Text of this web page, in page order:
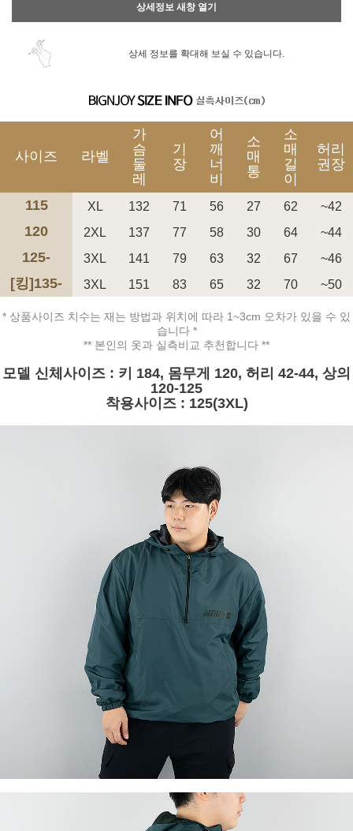
페이코 ID로 페
상세정보 새창 열기
상세 정보를 확대해 보실 수 있습니다.
사이즈 라벨
가
슴
둘
레
기
장
어
깨
너
비
소
매
통
소
매
길
이
허리
권장
115 XL 132 71 56 27 62 ~42
120 2XL 137 77 58 30 64 ~44
125- 3XL 141 79 63 32 67 ~46
[킹]135- 3XL 151 83 65 32 70 ~50
* 상품사이즈 치수는 재는 방법과 위치에 따라 1~3cm 오차가 있을 수 있
습니다 *
** 본인의 옷과 실측비교 추천합니다 **
모델 신체사이즈 : 키 184, 몸무게 120, 허리 42-44, 상의
120-125
착용사이즈 : 125(3XL)